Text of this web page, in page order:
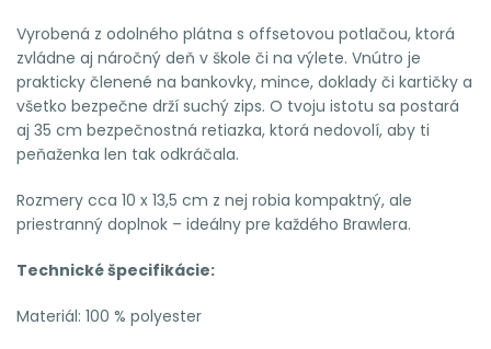
Vyrobená z odolného plátna s offsetovou potlačou, ktorá
zvládne aj náročný deň v škole či na výlete. Vnútro je
prakticky členené na bankovky, mince, doklady či kartičky a
všetko bezpečne drží suchý zips. O tvoju istotu sa postará
aj 35 cm bezpečnostná retiazka, ktorá nedovolí, aby ti
peňaženka len tak odkráčala.
Rozmery cca 10 x 13,5 cm z nej robia kompaktný, ale
priestranný doplnok – ideálny pre každého Brawlera.
Technické špecifikácie:
Materiál: 100 % polyester